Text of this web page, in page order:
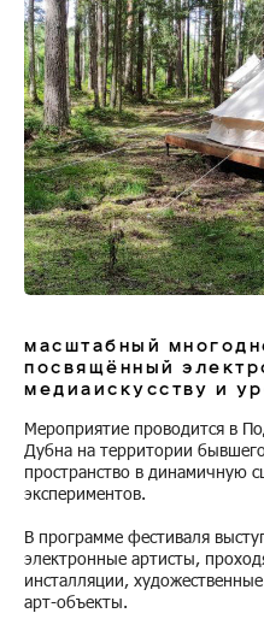
масштабный
посвящённый
медиаискусству и
Мероприятие проводится в
Дубна на территории
пространство в динамичную
экспериментов.
В программе фестиваля
электронные артисты,
инсталляции,
арт-объекты.